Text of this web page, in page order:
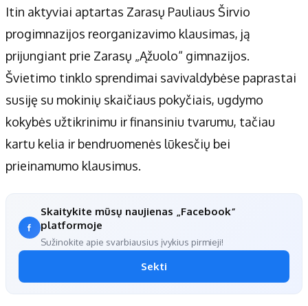
Itin aktyviai aptartas Zarasų Pauliaus Širvio
progimnazijos reorganizavimo klausimas, ją
prijungiant prie Zarasų „Ąžuolo“ gimnazijos.
Švietimo tinklo sprendimai savivaldybėse paprastai
susiję su mokinių skaičiaus pokyčiais, ugdymo
kokybės užtikrinimu ir finansiniu tvarumu, tačiau
kartu kelia ir bendruomenės lūkesčių bei
prieinamumo klausimus.
Skaitykite mūsų naujienas „Facebook“
platformoje
Sužinokite apie svarbiausius įvykius pirmieji!
Sekti